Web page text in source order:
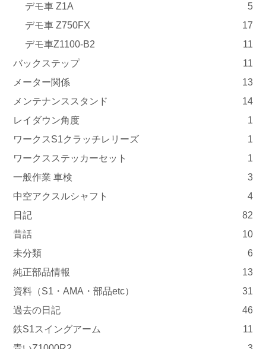
デモ車 Z1A
5
デモ車 Z750FX
17
デモ車Z1100-B2
11
バックステップ
11
メーター関係
13
メンテナンススタンド
14
レイダウン角度
1
ワークスS1クラッチレリーズ
1
ワークスステッカーセット
1
一般作業 車検
3
中空アクスルシャフト
4
日記
82
昔話
10
未分類
6
純正部品情報
13
資料（S1・AMA・部品etc）
31
過去の日記
46
鉄S1スイングアーム
11